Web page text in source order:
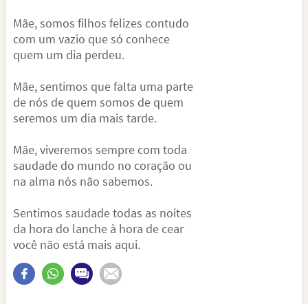
Mãe, somos filhos felizes contudo
com um vazio que só conhece
quem um dia perdeu.
Mãe, sentimos que falta uma parte
de nós de quem somos de quem
seremos um dia mais tarde.
Mãe, viveremos sempre com toda
saudade do mundo no coração ou
na alma nós não sabemos.
Sentimos saudade todas as noites
da hora do lanche à hora de cear
você não está mais aqui.